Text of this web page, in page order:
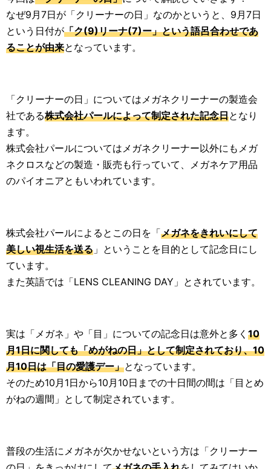
なぜ9月7日が「クリーナーの日」なのかというと、9月7日
という日付が「ク(9)リーナ(7)ー」という語呂合わせであ
ることが由来となっています。
「クリーナーの日」についてはメガネクリーナーの製造会
社である株式会社パールによって制定された記念日となり
ます。
株式会社パールについてはメガネクリーナー以外にもメガ
ネクロスなどの製造・販売も行っていて、メガネケア用品
のパイオニアともいわれています。
株式会社パールによるとこの日を「メガネをきれいにして
美しい視生活を送る 」ということを目的として記念日にし
ています。
また英語では「LENS CLEANING DAY」とされています。
実は「メガネ」や「目」についての記念日は意外と多く 10
月1日に関しても「めがねの日」として制定されており、10
月10日は「目の愛護デー」となっています。
そのため10月1日から10月10日までの十日間の間は「目とめ
がねの週間」として制定されています。
普段の生活にメガネが欠かせないという方は「クリーナー